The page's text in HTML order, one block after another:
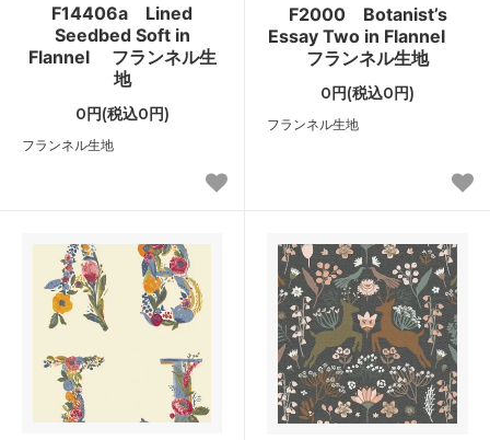
F14406a Lined
Seedbed Soft in
Flannel フランネル生
地
0円(税込0円)
フランネル生地
F2000 Botanist’s
Essay Two in Flannel
フランネル生地
0円(税込0円)
フランネル生地